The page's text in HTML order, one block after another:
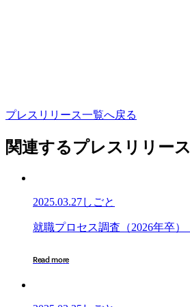
プレ ス リ リ ース一覧へ戻る
関連するプレスリリース
2025.03.27しごと
就
プ
就職プロ セス調査 （2026年卒）
Read more